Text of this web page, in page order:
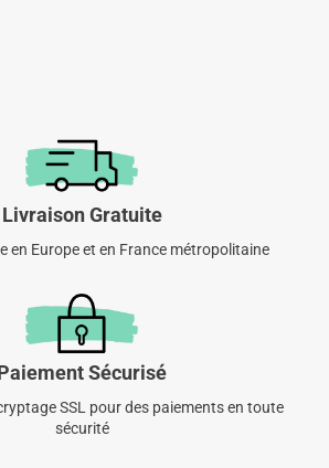
Livraison Gratuite
en Europe et en France métropolitaine
Sécurisé
SSL pour des paiements en toute
sécurité